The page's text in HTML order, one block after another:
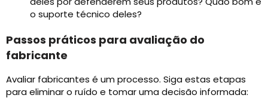
o suporte técnico deles?
Passos práticos para avaliação do
fabricante
Avaliar fabricantes é um processo. Siga estas etapas
para eliminar o ruído e tomar uma decisão informada: